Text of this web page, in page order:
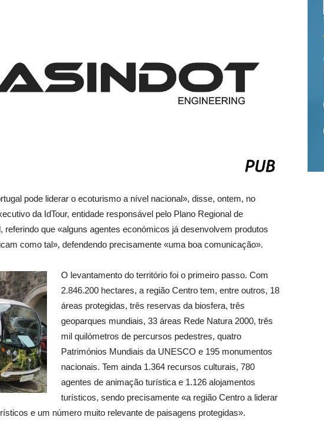
pode liderar o ecoturismo a nível nacional», disse, ontem, no
da IdTour, entidade responsável pelo Plano Regional de
referindo que «alguns agentes económicos já desenvolvem produtos
como tal», defendendo precisamente «uma boa comunicação».
O levantamento do território foi o primeiro passo. Com
2.846.200 hectares, a região Centro tem, entre outros, 18
áreas protegidas, três reservas da biosfera, três
geoparques mundiais, 33 áreas Rede Natura 2000, três
mil quilómetros de percursos pedestres, quatro
Patrimónios Mundiais da UNESCO e 195 monumentos
nacionais. Tem ainda 1.364 recursos culturais, 780
agentes de animação turística e 1.126 alojamentos
turísticos, sendo precisamente «a região Centro a liderar
e um número muito relevante de paisagens protegidas».